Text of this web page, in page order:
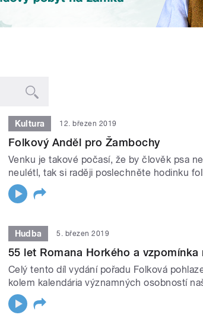
Kultura 12. březen 2019
Folkový Anděl pro Žambochy
Venku je takové počasí, že by člověk psa
neulétl, tak si raději poslechněte hodinku
Hudba 5. březen 2019
55 let Romana Horkého a vzpomínka
Celý tento díl vydání pořadu Folková
kolem kalendária významných osobností